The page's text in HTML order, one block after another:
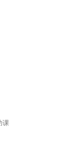
课